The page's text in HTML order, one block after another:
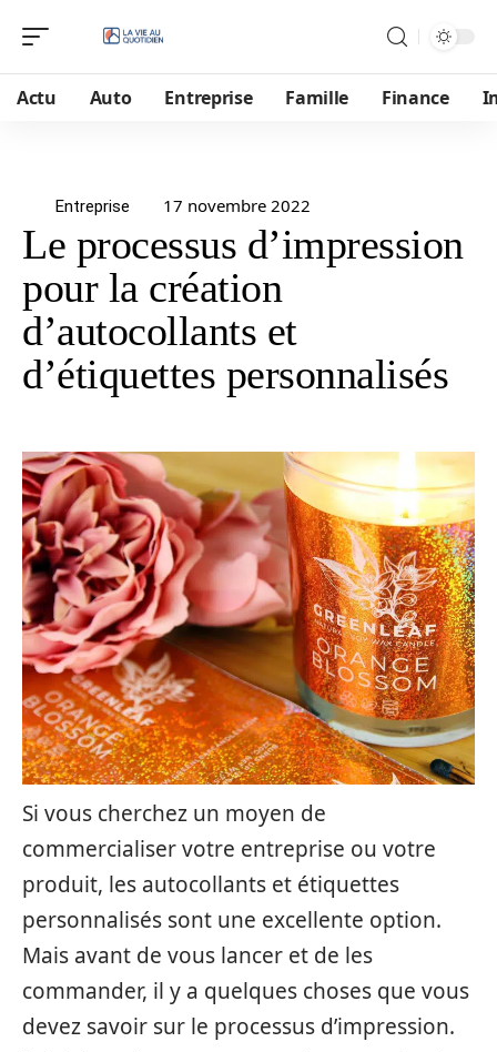
Actu Auto Entreprise Famille Finance
Entreprise 17 novembre 2022
Le processus d’impression
pour la création
d’autocollants et
d’étiquettes personnalisés
Si vous cherchez un moyen de
commercialiser votre entreprise ou votre
produit, les autocollants et étiquettes
personnalisés sont une excellente option.
Mais avant de vous lancer et de les
commander, il y a quelques choses que vous
devez savoir sur le processus d’impression.